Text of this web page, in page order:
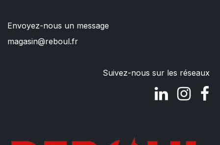
Envoyez-nous un message
magasin@reboul.fr
Suivez-nous sur les réseaux